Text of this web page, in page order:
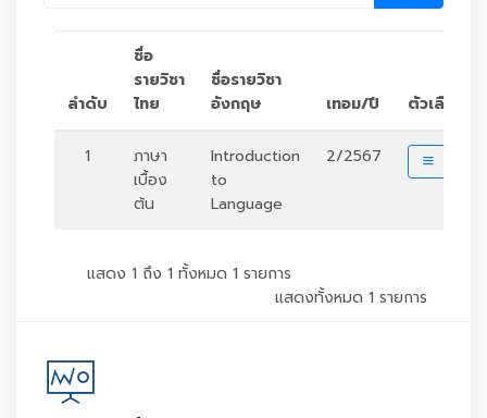
ลำดับ
ชื่อ
รายวิชา
ไทย
ชื่อรายวิชา
อังกฤษ
เทอม/ปี ตัวเลือก
1
ภาษา
เบื้อง
ต้น
Introduction
to
Language
2/2567
แสดง 1 ถึง 1 ทั้งหมด 1 รายการ
แสดงทั้งหมด 1 รายการ